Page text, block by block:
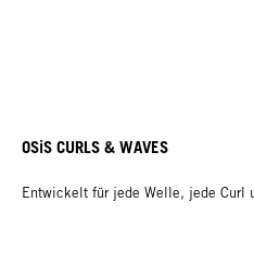
OSiS CURLS & WAVES
Entwickelt für jede Welle, jede Curl